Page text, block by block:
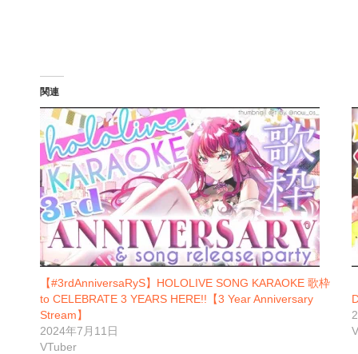
関連
【#3rdAnniversaRyS】HOLOLIVE SONG KARAOKE 歌枠
to CELEBRATE 3 YEARS HERE!!【3 Year Anniversary
Stream】
2024年7月11日
VTuber